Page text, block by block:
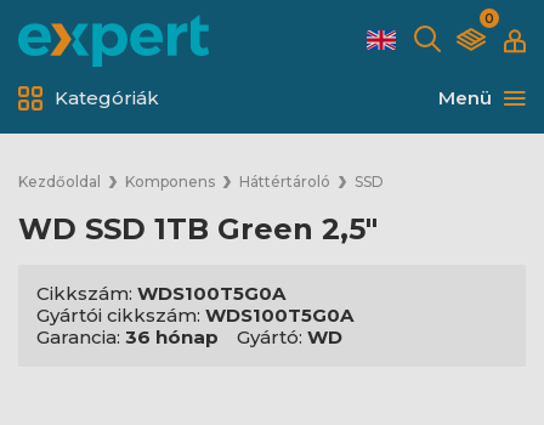
0
Menü
Kategóriák
Kezdőoldal Komponens Háttértároló SSD
WD SSD 1TB Green 2,5"
Cikkszám: WDS100T5G0A
Gyártói cikkszám: WDS100T5G0A
Garancia: 36 hónap Gyártó: WD